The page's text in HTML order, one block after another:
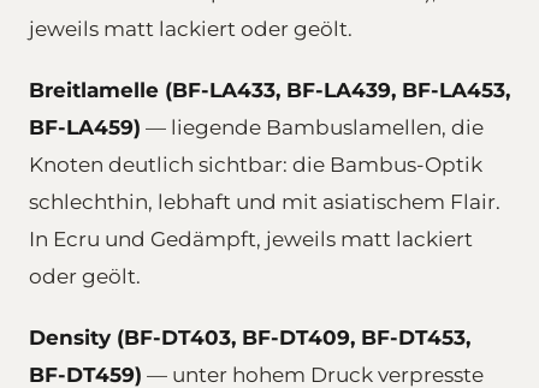
jeweils matt lackiert oder geölt.
Breitlamelle (BF-LA433, BF-LA439, BF-LA453,
BF-LA459) — liegende Bambuslamellen, die
Knoten deutlich sichtbar: die Bambus-Optik
schlechthin, lebhaft und mit asiatischem Flair.
In Ecru und Gedämpft, jeweils matt lackiert
oder geölt.
Density (BF-DT403, BF-DT409, BF-DT453,
BF-DT459) — unter hohem Druck verpresste